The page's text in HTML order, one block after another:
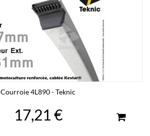
Courroie 4L890 - Teknic
17,21 €